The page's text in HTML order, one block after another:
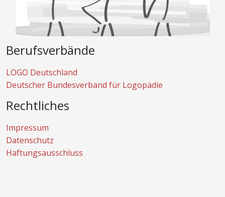
Berufsverbände
LOGO Deutschland
Deutscher Bundesverband für Logopädie
Rechtliches
Impressum
Datenschutz
Haftungsausschluss